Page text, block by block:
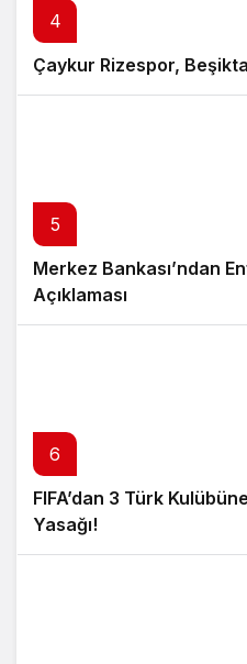
4
Çaykur Rizespor,
5
Merkez Bankası’ndan
Açıklaması
6
FIFA’dan 3 Türk
Yasağı!